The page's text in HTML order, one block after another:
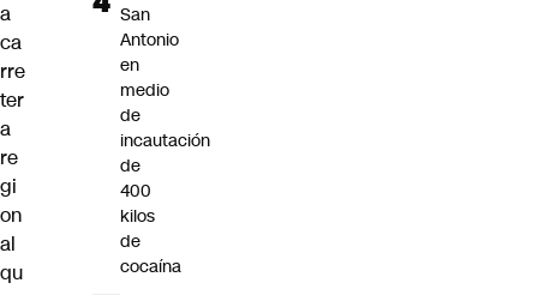
a
ca
rre
ter
a
re
gi
on
al
qu
San
Antonio
en
medio
de
incautación
de
400
kilos
de
cocaína